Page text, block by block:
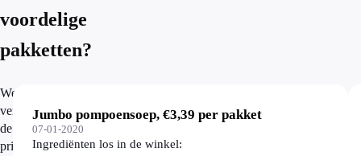
voordelige
pakketten?
We
vergelijken
de
prijzen
Jumbo pompoensoep, €3,39 per pakket
07-01-2020
Ingrediënten los in de winkel: